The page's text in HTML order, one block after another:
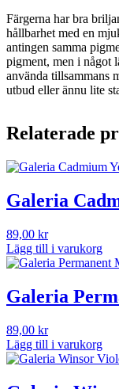
Färgerna har bra
hållbarhet med en
antingen samma
pigment, men i något
använda tillsammans
utbud eller ännu lite
Relaterade
Galeria
89,00 kr
Lägg till i varukorg
Galeria
89,00 kr
Lägg till i varukorg